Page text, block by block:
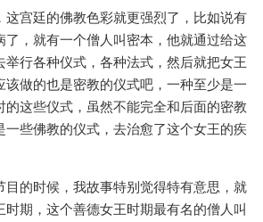
这宫廷的佛教色彩就更强烈了，比如说有
了，就有一个僧人叫密本，他就通过给这
举行各种仪式，各种法式，然后就把女王
该做的也是密教的仪式吧，一种至少是一
的这些仪式，虽然不能完全和后面的密教
一些佛教的仪式，去治愈了这个女王的疾
目的时候，我故事特别觉得特有意思，就
时期，这个善德女王时期最有名的僧人叫